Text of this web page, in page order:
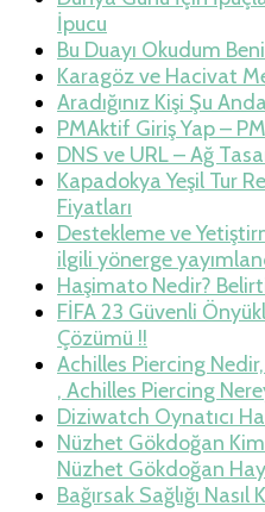
İpucu
Bu Duayı Okudum
Karagöz ve Hacivat
Aradığınız Kişi Şu
PMAktif Giriş Yap –
DNS ve URL – Ağ
Kapadokya Yeşil Tur
Fiyatları
Destekleme ve
ilgili yönerge
Haşimato Nedir?
FİFA 23 Güvenli
Çözümü !!
Achilles Piercing
, Achilles Piercing
Diziwatch Oynatıcı
Nüzhet Gökdoğan
Nüzhet Gökdoğan
Bağırsak Sağlığı Nasıl